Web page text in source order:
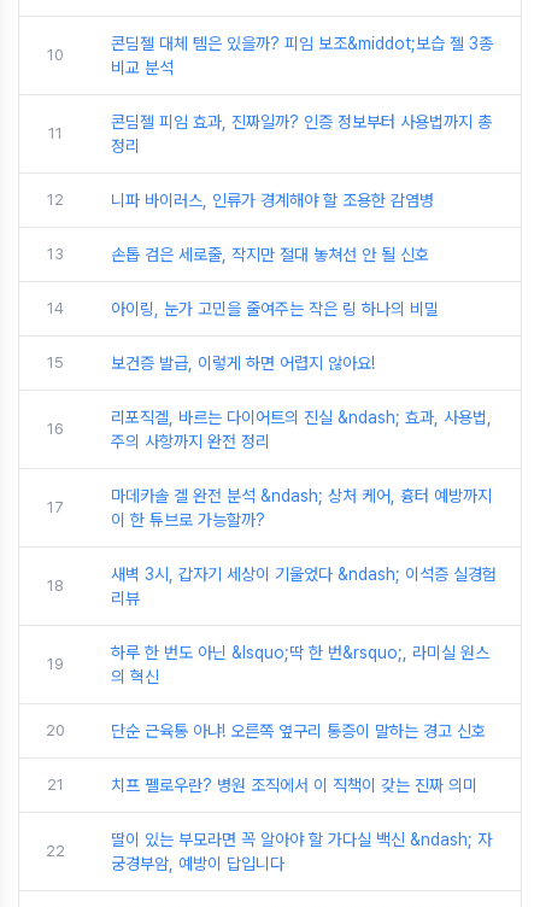
10
콘딤젤 대체 템은 있을까? 피임 보조&middot;보습 젤 3종
비교 분석
11
콘딤젤 피임 효과, 진짜일까? 인증 정보부터 사용법까지 총
정리
12 니파 바이러스, 인류가 경계해야 할 조용한 감염병
13 손톱 검은 세로줄, 작지만 절대 놓쳐선 안 될 신호
14 아이링, 눈가 고민을 줄여주는 작은 링 하나의 비밀
15 보건증 발급, 이렇게 하면 어렵지 않아요!
16
리포직겔, 바르는 다이어트의 진실 &ndash; 효과, 사용법,
주의 사항까지 완전 정리
17
마데카솔 겔 완전 분석 &ndash; 상처 케어, 흉터 예방까지
이 한 튜브로 가능할까?
18
새벽 3시, 갑자기 세상이 기울었다 &ndash; 이석증 실경험
리뷰
19
하루 한 번도 아닌 &lsquo;딱 한 번&rsquo;, 라미실 원스
의 혁신
20 단순 근육통 아냐! 오른쪽 옆구리 통증이 말하는 경고 신호
21 치프 펠로우란? 병원 조직에서 이 직책이 갖는 진짜 의미
22
딸이 있는 부모라면 꼭 알아야 할 가다실 백신 &ndash; 자
궁경부암, 예방이 답입니다